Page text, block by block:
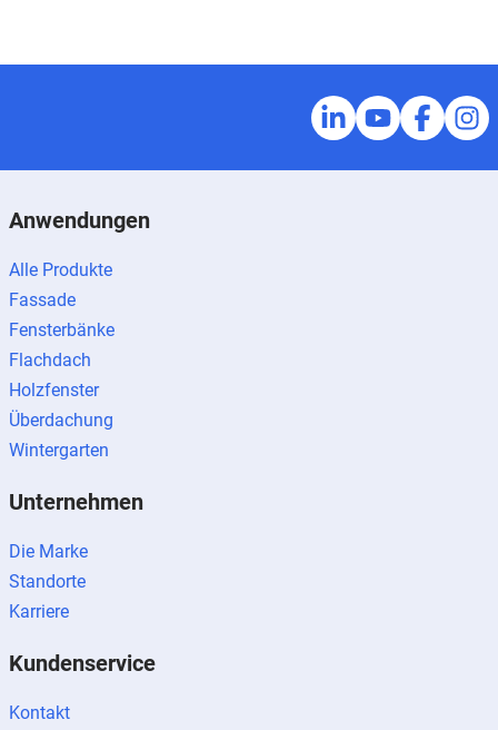
Anwendungen
Alle Produkte
Fassade
Fensterbänke
Flachdach
Holzfenster
Überdachung
Wintergarten
Unternehmen
Die Marke
Standorte
Karriere
Kundenservice
Kontakt